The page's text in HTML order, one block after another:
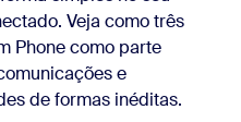
Veja como três
Phone como parte
e
de formas inéditas.